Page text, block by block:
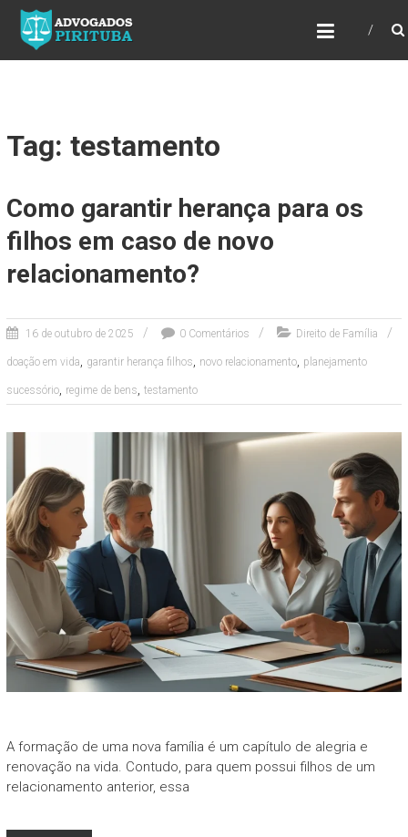
ADVOGADOS PIRITUBA
Precisando de advogado? Entre em contato!
Fazemos toda a assessoria que você
Tag: testamento
Como garantir herança para os
filhos em caso de novo
relacionamento?
16 de outubro de 2025 0 Comentários Direito de Família
doação em vida, garantir herança filhos, novo relacionamento, planejamento
sucessório, regime de bens, testamento
A formação de uma nova família é um capítulo de alegria e
renovação na vida. Contudo, para quem possui filhos de um
relacionamento anterior, essa